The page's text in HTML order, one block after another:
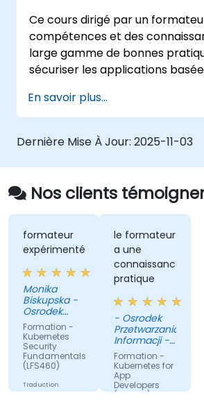
Ce cours dirigé par un
compétences et des
large gamme de bonnes
sécuriser les applications
lors du développement, du
l'exécution.
En savoir plus...
Dernière Mise À Jour: 2025-11-03
Nos clients
formateur
expérimenté
Monika
Biskupska -
Osrodek
Przetwarzania
Informacji -
Panstwowy
Instytut
Badawczy
Formation -
Kubernetes
Security
Fundamentals
(LFS460)
Traduction
le formateur
a une
connaissance
pratique
- Osrodek
Przetwarzania
Informacji -
Panstwowy
Instytut
Badawczy
Formation -
Kubernetes for
App
Developers
(LFD459)